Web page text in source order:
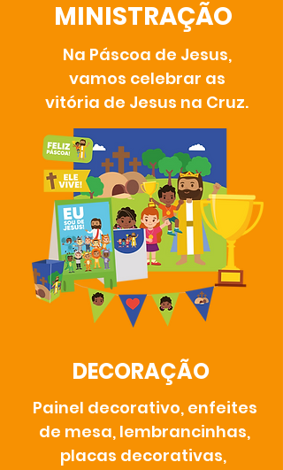
MINISTRAÇÃO
Na Páscoa de Jesus,
vamos celebrar as
vitória de Jesus na Cruz.
DECORAÇÃO
Painel decorativo, enfeites
de mesa, lembrancinhas,
placas decorativas,